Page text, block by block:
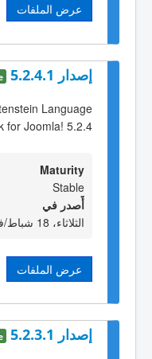
عرض الملفات
إصدار 5.2.4.1
Language
for Joomla! 5.2.4
Maturity
Stable
أٌصدر في
الثلاثاء، 18 شباط/فبراير 2025 16:11
عرض الملفات
إصدار 5.2.3.1